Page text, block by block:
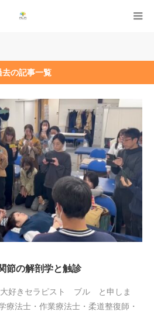
去の記事一覧
節の解剖学と触診
好きセラピスト ブル と申しま
療法士・作業療法士・柔道整復師・